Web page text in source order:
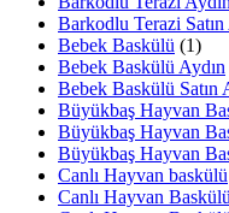
Barkodlu Terazi
Bebek Baskülü (1)
Bebek Baskülü Aydın
Bebek Baskülü Satın
Büyükbaş Hayvan
Büyükbaş Hayvan
Büyükbaş Hayvan
Canlı Hayvan baskülü
Canlı Hayvan